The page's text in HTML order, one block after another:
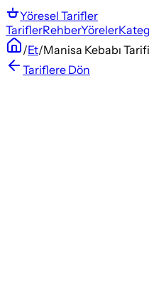
Yöresel Tarifler
TariflerRehberYöreler
/Et/Manisa Kebabı Tarifi
Tariflere Dön